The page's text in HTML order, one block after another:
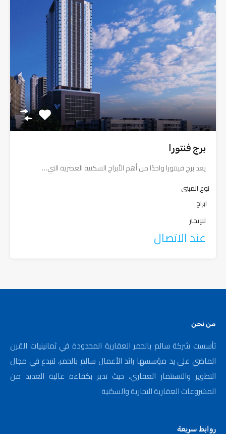
برج فنتورا
يعد برج فينتورا واحدًا من أهم الأبراج السكنية العصرية التي…
نوع المبنى
ابراج
للإيجار
عند الاتصال
من نحن
تأسست شركة سالم بالحمر العقارية المحدودة في ثمانينيات القرن
الماضي على يد مؤسسها رائد الأعمال سالم بالحمر، لتبدع في مجال
التطوير والاستثمار العقاري، حيث تدير بكفاءة عالية العديد من
المشروعات العقارية التجارية والسكنية
روابط سريعة